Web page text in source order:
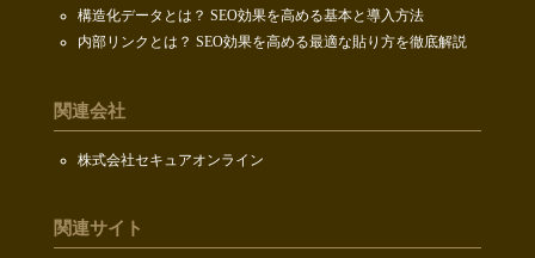
構造化データとは？ SEO効果を高める基本と導入方法
内部リンクとは？ SEO効果を高める最適な貼り方を徹底解説
関連会社
株式会社セキュアオンライン
関連サイト